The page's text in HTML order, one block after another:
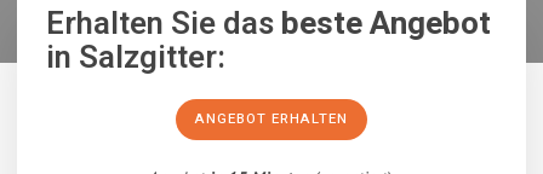
Erhalten Sie dasbeste Angebot
in Salzgitter:
ANGEBOT ERHALTEN